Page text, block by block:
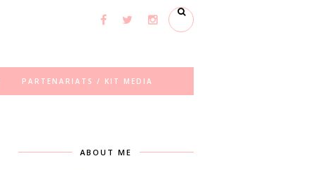
PARTENARIATS / KIT MEDIA
ABOUT ME